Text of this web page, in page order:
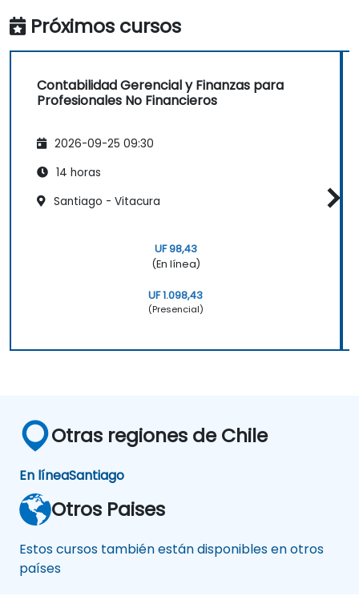
Próximos cursos
Contabilidad Gerencial y Finanzas para
Profesionales No Financieros
2026-09-25 09:30
14 horas
Santiago - Vitacura
UF 98,43
(En línea)
UF 1.098,43
(Presencial)
Otras regiones de Chile
En líneaSantiago
Otros Paises
Estos cursos también están disponibles en otros
países